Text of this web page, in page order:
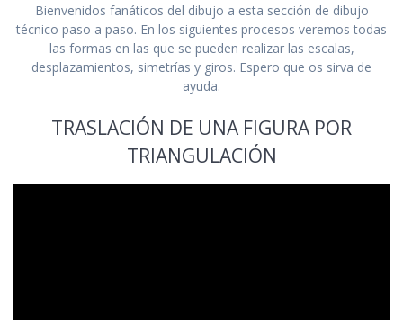
Bienvenidos fanáticos del dibujo a esta sección de dibujo
técnico paso a paso. En los siguientes procesos veremos todas
las formas en las que se pueden realizar las escalas,
desplazamientos, simetrías y giros. Espero que os sirva de
ayuda.
TRASLACIÓN DE UNA FIGURA POR
TRIANGULACIÓN